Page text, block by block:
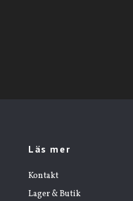
Läs mer
Kontakt
Lager & Butik